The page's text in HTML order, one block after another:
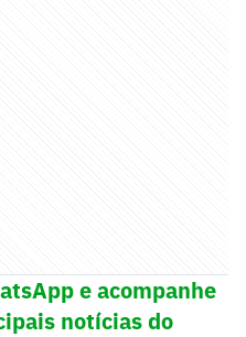
e acompanhe
notícias do